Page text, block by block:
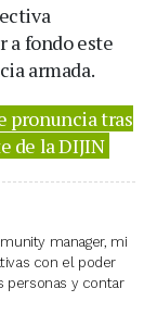
a fondo este
armada.
pronuncia tras
de la DIJIN
manager, mi
con el poder
personas y contar